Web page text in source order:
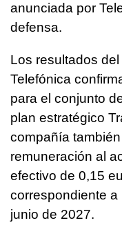
anunciada por
defensa.
Los resultados
Telefónica
para el conjunto
plan estratégico
compañía
remuneración al
efectivo de 0,15
correspondiente
junio de 2027.